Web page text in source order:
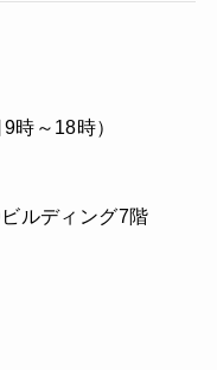
時～18時）
ルディング7階